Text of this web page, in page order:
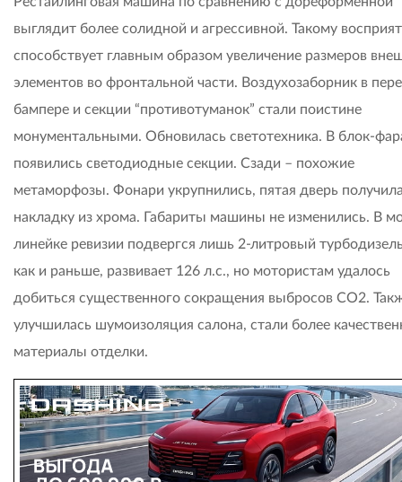
выглядит более солидной и агрессивной. Такому
способствует главным образом увеличение размеров
элементов во фронтальной части. Воздухозаборник в
бампере и секции “противотуманок” стали поистине
монументальными. Обновилась светотехника. В блок-
появились светодиодные секции. Сзади – похожие
метаморфозы. Фонари укрупнились, пятая дверь
накладку из хрома. Габариты машины не изменились. В
линейке ревизии подвергся лишь 2-литровый
как и раньше, развивает 126 л.с., но мотористам удалось
добиться существенного сокращения выбросов СО2.
улучшилась шумоизоляция салона, стали более
материалы отделки.